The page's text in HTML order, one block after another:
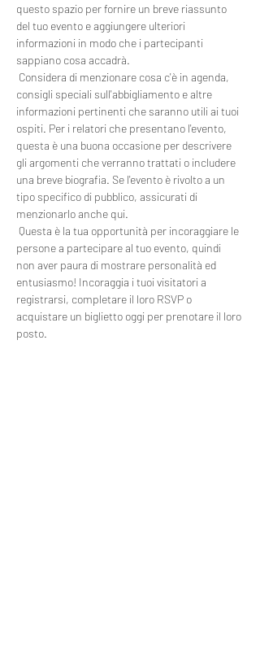
questo spazio per fornire un breve riassunto
del tuo evento e aggiungere ulteriori
informazioni in modo che i partecipanti
sappiano cosa accadrà.
consigli speciali sull'abbigliamento e altre
informazioni pertinenti che saranno utili ai tuoi
ospiti. Per i relatori che presentano l'evento,
questa è una buona occasione per descrivere
gli argomenti che verranno trattati o includere
una breve biografia. Se l'evento è rivolto a un
tipo specifico di pubblico, assicurati di
menzionarlo anche qui.
persone a partecipare al tuo evento, quindi
non aver paura di mostrare personalità ed
entusiasmo! Incoraggia i tuoi visitatori a
registrarsi, completare il loro RSVP o
acquistare un biglietto oggi per prenotare il loro
posto.